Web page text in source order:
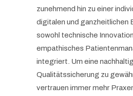
zunehmend hin zu einer
digitalen und ganzheitlichen
sowohl technische
empathisches
integriert. Um eine
Qualitätssicherung zu
vertrauen immer mehr